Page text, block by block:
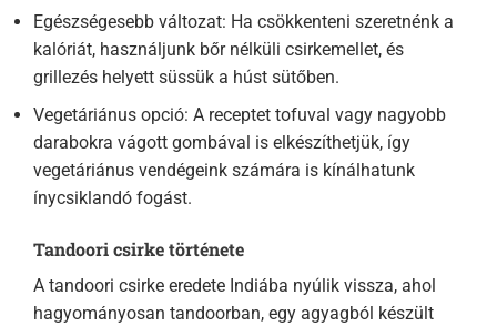
Egészségesebb változat: Ha csökkenteni szeretnénk a
kalóriát, használjunk bőr nélküli csirkemellet, és
grillezés helyett süssük a húst sütőben.
Vegetáriánus opció: A receptet tofuval vagy nagyobb
darabokra vágott gombával is elkészíthetjük, így
vegetáriánus vendégeink számára is kínálhatunk
ínycsiklandó fogást.
Tandoori csirke története
A tandoori csirke eredete Indiába nyúlik vissza, ahol
hagyományosan tandoorban, egy agyagból készült